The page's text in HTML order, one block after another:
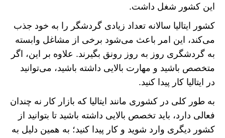
این کشور شغل داشت.
کشور ایتالیا سالانه تعداد زیادی گردشگر را به خود جذب
می‌کند، این امر باعث می‌شود برخی از مشاغل وابسته
به گردشگری روز به روز رونق بگیرند. علاوه بر این، اگر
متخصص باشید و مهارت بالایی داشته باشید، می‌توانید
در ایتالیا کار پیدا کنید.
به طور کلی در کشوری مانند ایتالیا که بازار کار نه چندان
فعالی دارد، باید تخصص بالایی داشته باشید تا بتوانید از
کشور دیگری وارد شوید و کار پیدا کنید؛ به همین دلیل به